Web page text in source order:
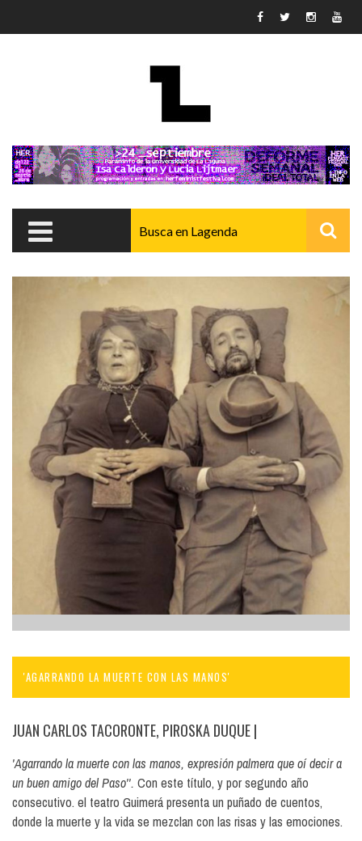
'AGARRANDO LA MUERTE CON LAS MANOS'
JUAN CARLOS TACORONTE, PIROSKA DUQUE|
'Agarrando la muerte con las manos, expresión palmera que oí decir a
un buen amigo del Paso''. Con este título, y por segundo año
consecutivo. el teatro Guimerá presenta un puñado de cuentos,
donde la muerte y la vida se mezclan con las risas y las emociones.